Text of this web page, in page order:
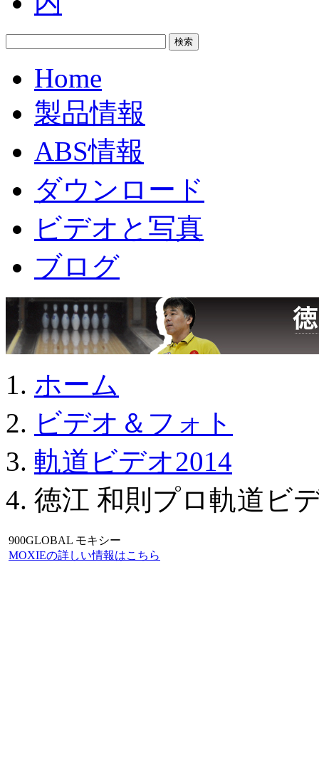
Home
製品情報
ABS情報
ダウンロード
ビデオと写真
ブログ
ホーム
ビデオ＆フォト
軌道ビデオ2014
徳江 和則プロ軌道ビ
900GLOBAL モキシー
MOXIEの詳しい情報はこちら